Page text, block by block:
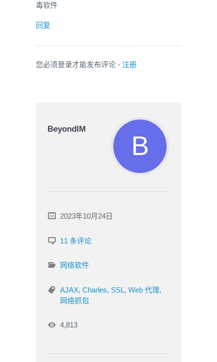
毒软件
回复
您必须登录才能发布评论 - 注册
BeyondIM
2023年10月24日
11 条评论
网络软件
AJAX, Charles, SSL, Web 代理,
网络抓包
4,813